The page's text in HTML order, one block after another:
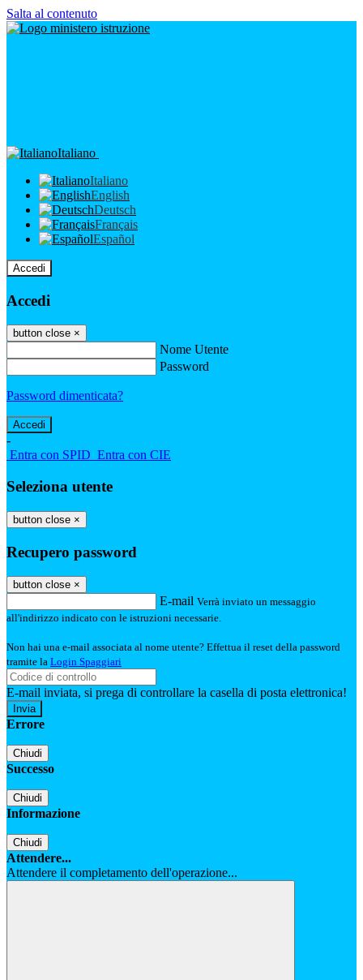
Salta al contenuto
Italiano
Italiano
English
Deutsch
Français
Español
Accedi
Accedi
button close ×
Nome Utente
Password
Password dimenticata?
-
Entra con SPID Entra con CIE
Seleziona utente
button close ×
Recupero password
button close ×
E-mail Verrà inviato un messaggio
all'indirizzo indicato con le istruzioni necessarie.
Non hai una e-mail associata al nome utente? Effettua il reset della password
tramite la Login Spaggiari
E-mail inviata, si prega di controllare la casella di posta elettronica!
Errore
Chiudi
Successo
Chiudi
Informazione
Chiudi
Attendere...
Attendere il completamento dell'operazione...